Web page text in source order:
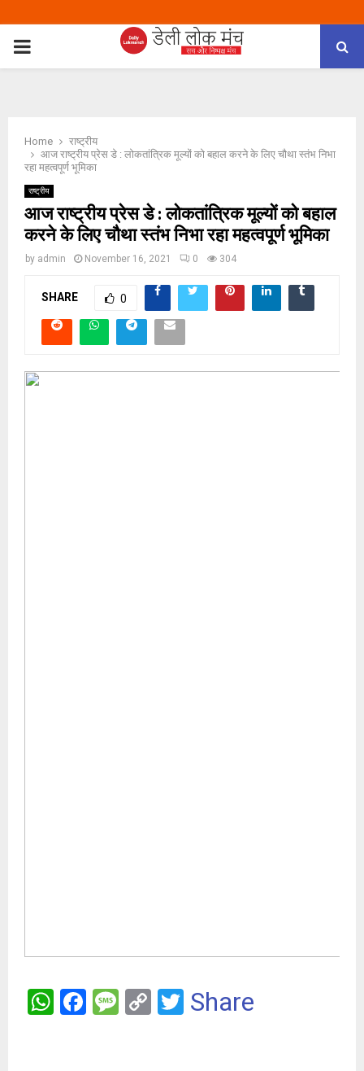
PRIMARY
Home
राष्ट्रीय
आज राष्ट्रीय प्रेस डे : लोकतांत्रिक मूल्यों को बहाल करने के लिए चौथा स्तंभ निभा
रहा महत्वपूर्ण भूमिका
राष्ट्रीय
आज राष्ट्रीय प्रेस डे : लोकतांत्रिक मूल्यों को बहाल
करने के लिए चौथा स्तंभ निभा रहा महत्वपूर्ण भूमिका
by admin November 16, 2021 0 304
SHARE 0
W F
M C
T
Share